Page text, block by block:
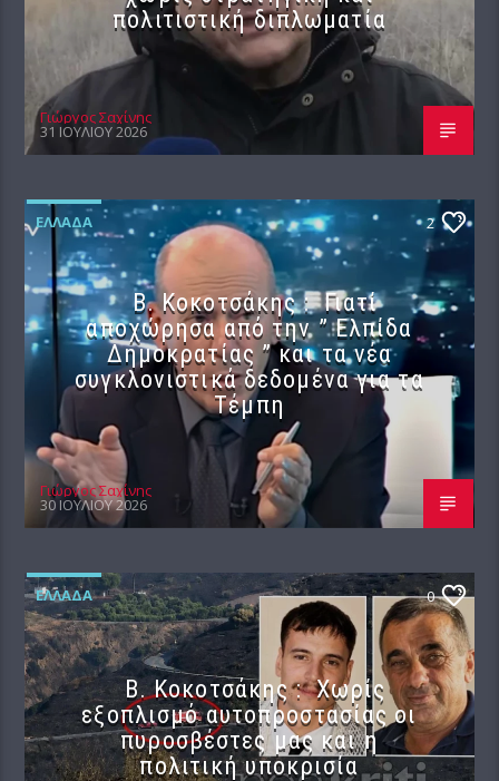
πολιτιστική διπλωματία
Γιώργος Σαχίνης
31 ΙΟΥΛΊΟΥ 2026
ΕΛΛΆΔΑ 2
Β. Κοκοτσάκης : Γιατί
αποχώρησα από την ” Ελπίδα
Δημοκρατίας ” και τα νέα
συγκλονιστικά δεδομένα για τα
Τέμπη
Γιώργος Σαχίνης
30 ΙΟΥΛΊΟΥ 2026
ΕΛΛΆΔΑ 0
Β. Κοκοτσάκης : Χωρίς
εξοπλισμό αυτοπροστασίας οι
πυροσβέστες μας και η
πολιτική υποκρισία